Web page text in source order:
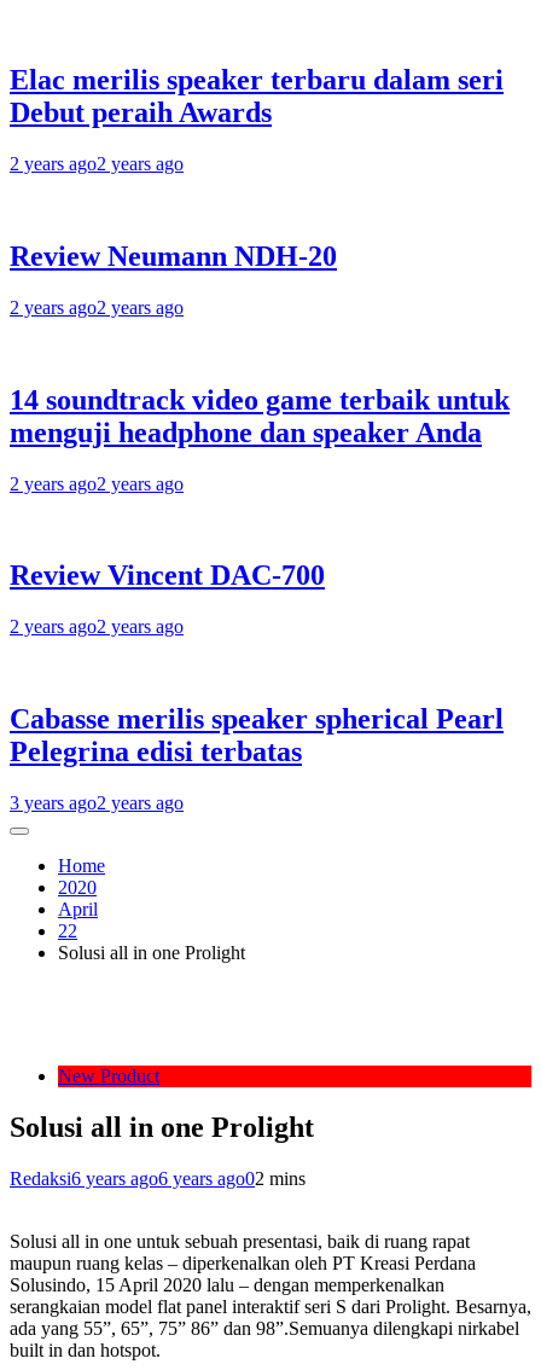
Elac merilis speaker terbaru dalam seri
Debut peraih Awards
2 years ago2 years ago
Review Neumann NDH-20
2 years ago2 years ago
14 soundtrack video game terbaik untuk
menguji headphone dan speaker Anda
2 years ago2 years ago
Review Vincent DAC-700
2 years ago2 years ago
Cabasse merilis speaker spherical Pearl
Pelegrina edisi terbatas
3 years ago2 years ago
Home
2020
April
22
Solusi all in one Prolight
New Product
Solusi all in one Prolight
Redaksi6 years ago6 years ago02 mins
Solusi all in one untuk sebuah presentasi, baik di ruang rapat
maupun ruang kelas – diperkenalkan oleh PT Kreasi Perdana
Solusindo, 15 April 2020 lalu – dengan memperkenalkan
serangkaian model flat panel interaktif seri S dari Prolight. Besarnya,
ada yang 55”, 65”, 75” 86” dan 98”.Semuanya dilengkapi nirkabel
built in dan hotspot.